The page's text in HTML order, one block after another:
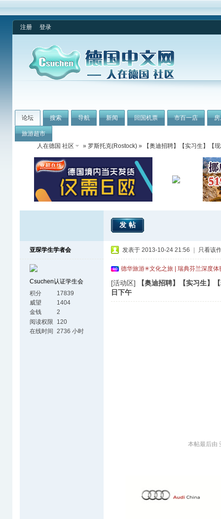
注册 登录
论坛 搜索 导航 新闻 回国机票 市百一店
旅游超市
人在德国 社区
» 罗斯托克(Rostock) » 【奥迪招聘】【实习生】【
发帖
亚琛学生学者会
Csuchen认证学生会
积分
17839
威望
1404
金钱
2
阅读权限
120
在线时间 2736 小时
发表于 2013-10-24 21:56 只看该
德华旅游✳文化之旅 | 瑞典芬兰深度
[活动区] 【奥迪招聘】【实习生】
日下午
本帖最后由